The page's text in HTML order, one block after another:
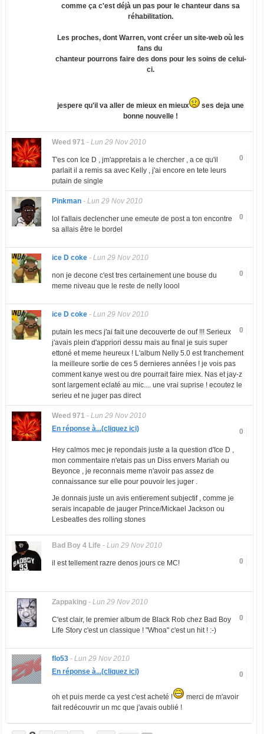
comme ça c'est déjà un pas pour le chanteur dans sa
réhabilitation.
Les proches, dont Warren, vont créer un site-web où les
fans du
chanteur pourrons faire des dons pour les soins de celui-
ci.
jespere qu'il va aller de mieux en mieux
ses deja une
bonne nouvelle !
Weed 971- Lun 29 Nov 2010
0
T'es con Ice D , jm'appretais a le chercher , a ce qu'il
parlait il a remis sa avec Kelly , j'ai encore en tete leurs
putain de single
Pinkman- Lun 29 Nov 2010
0
lol t'allais declencher une emeute de post a ton encontre
sa allais être le bordel
ice D coke- Lun 29 Nov 2010
0
non je decone c'est tres certainement une bouse du
meme niveau que le reste de nelly loool
ice D coke- Lun 29 Nov 2010
0
putain les mecs j'ai fait une decouverte de ouf !!! Serieux
j'avais plein d'appriori dessu mais au final je suis super
ettoné et meme heureux ! L'album Nelly 5.0 est franchement
la meilleure sortie de ces 5 dernieres années ! je vois pas
comment kanye west ou dre pourrait faire miex. Nas et jay-z
sont largement eclaté au mic.... une vrai suprise ! ecoutez le
serieu et ne juger pas direct
Weed 971- Lun 29 Nov 2010
0
En réponse à...(cliquez ici)
Hey calmos mec je repondais juste a la question d'Ice D ,
mon commentaire n'etais pas un Diss envers Mariah ou
Beyonce , je reconnais meme n'avoir pas assez de
connaissance sur elle pour pouvoir les juger .
Je donnais juste un avis entierement subjectif , comme je
serais incapable de jauger Prince/Mickael Jackson ou
Lesbeatles des rolling stones
Bad Boy 4 Life - Lun 29 Nov 2010
0
il est tellement razre denos jours ce MC!
Zappaking- Lun 29 Nov 2010
0
C'est clair, le premier album de Black Rob chez Bad Boy
Life Story c'est un classique ! "Whoa" c'est un hit ! :-)
flo53- Lun 29 Nov 2010
0
En réponse à...(cliquez ici)
oh et puis merde ca yest c'est acheté !
merci de m'avoir
fait redécouvrir un mc que j'avais oublié !